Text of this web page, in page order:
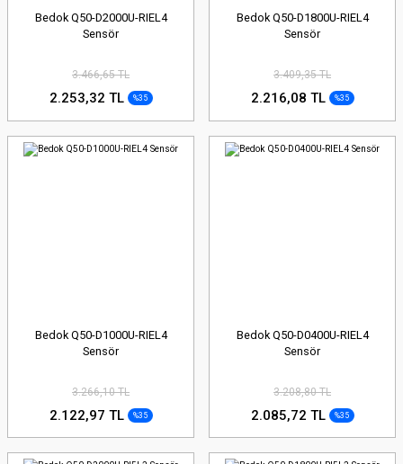
Bedok Q50-D2000U-RIEL4
Sensör
3.466,65 TL
2.253,32 TL %35
Bedok Q50-D1800U-RIEL4
Sensör
3.409,35 TL
2.216,08 TL %35
Bedok Q50-D1000U-RIEL4
Sensör
3.266,10 TL
2.122,97 TL %35
Bedok Q50-D0400U-RIEL4
Sensör
3.208,80 TL
2.085,72 TL %35